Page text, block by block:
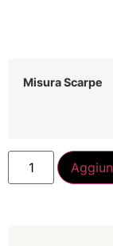
Misura Scarpe